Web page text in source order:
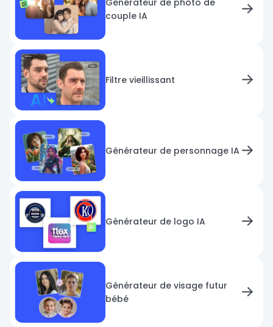
Générateur de photo de
couple IA
Filtre vieillissant
Générateur de personnage IA
Générateur de logo IA
Générateur de visage futur
bébé